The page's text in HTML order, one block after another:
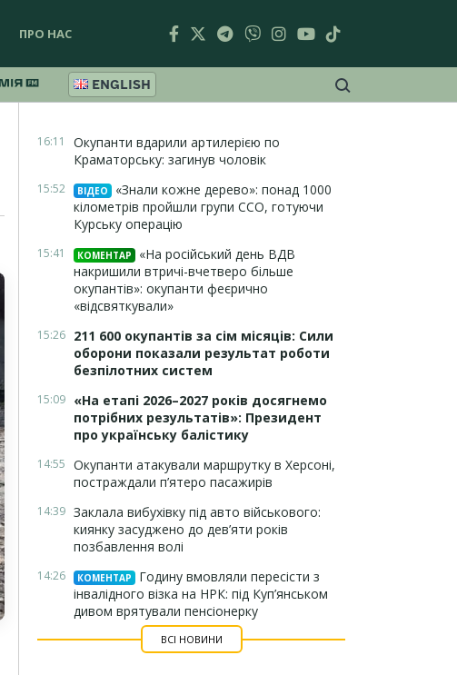
ПРО НАС
ENGLISH
16:11
Окупанти вдарили артилерією по
Краматорську: загинув чоловік
15:52 ВІДЕО
«Знали кожне дерево»: понад 1000
кілометрів пройшли групи ССО, готуючи
Курську операцію
15:41 КОМЕНТАР
«На російський день ВДВ
накришили втричі-вчетверо більше
окупантів»: окупанти феєрично
«відсвяткували»
15:26 211 600 окупантів за сім місяців: Сили
оборони показали результат роботи
безпілотних систем
15:09 «На етапі 2026–2027 років досягнемо
потрібних результатів»: Президент
про українську балістику
14:55 Окупанти атакували маршрутку в Херсоні,
постраждали п’ятеро пасажирів
14:39 Заклала вибухівку під авто військового:
киянку засуджено до дев’яти років
позбавлення волі
14:26 КОМЕНТАР
Годину вмовляли пересісти з
інвалідного візка на НРК: під Куп’янськом
дивом врятували пенсіонерку
ВСІ НОВИНИ